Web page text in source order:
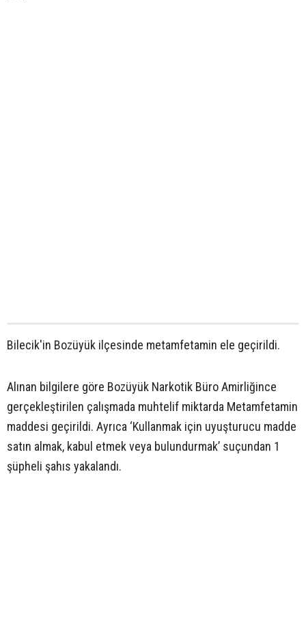
Bilecik'in Bozüyük ilçesinde metamfetamin ele geçirildi.
Alınan bilgilere göre Bozüyük Narkotik Büro Amirliğince
gerçekleştirilen çalışmada muhtelif miktarda Metamfetamin
maddesi geçirildi. Ayrıca ‘Kullanmak için uyuşturucu madde
satın almak, kabul etmek veya bulundurmak’ suçundan 1
şüpheli şahıs yakalandı.